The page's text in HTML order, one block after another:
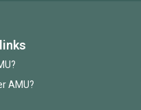
AMU?